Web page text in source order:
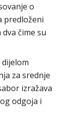
o
predloženi
čime su
za srednje
izražava
odgoja i